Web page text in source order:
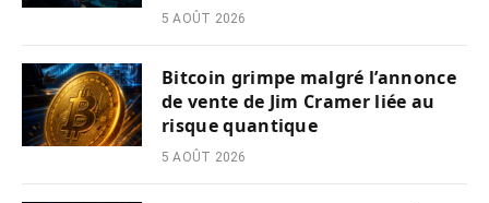
5 AOÛT 2026
Bitcoin grimpe malgré l’annonce
de vente de Jim Cramer liée au
risque quantique
5 AOÛT 2026